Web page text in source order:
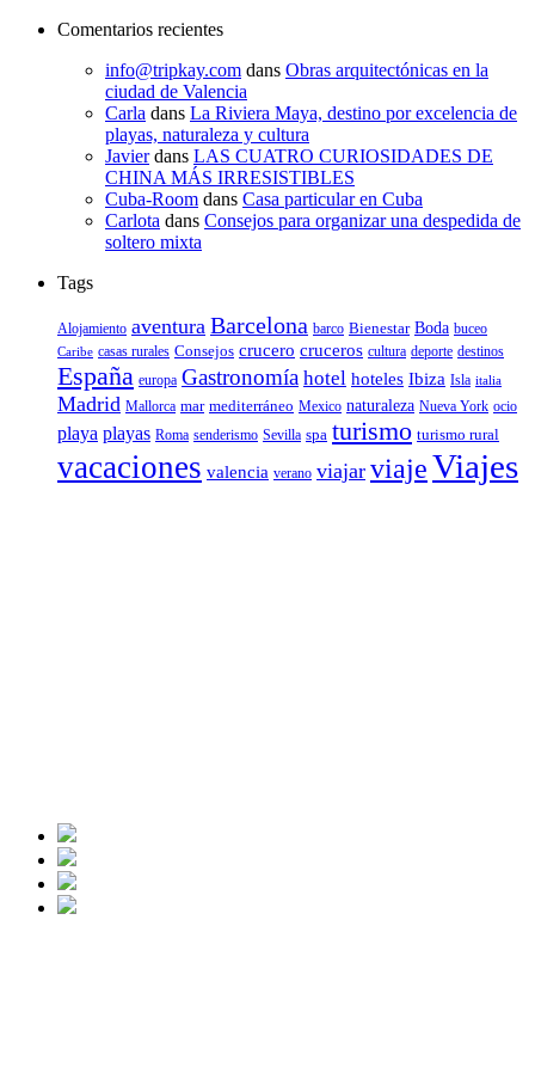
Comentarios recientes
info@tripkay.com dans Obras arquitectónicas en la
ciudad de Valencia
Carla dans La Riviera Maya, destino por excelencia de
playas, naturaleza y cultura
Javierdans LAS CUATRO CURIOSIDADES DE
CHINA MÁS IRRESISTIBLES
Cuba-Room dans Casa particular en Cuba
Carlota dans Consejos para organizar una despedida de
soltero mixta
Tags
Alojamiento aventura Barcelona barco Bienestar Boda buceo
Caribe casas rurales Consejos crucero cruceros cultura deporte destinos
España europa Gastronomía hotel hoteles Ibiza Isla italia
Madrid Mallorca mar mediterráneo Mexico naturaleza Nueva York ocio
playa playas Roma senderismo Sevilla spa turismo turismo rural
vacaciones valencia verano viajar viajeViajes